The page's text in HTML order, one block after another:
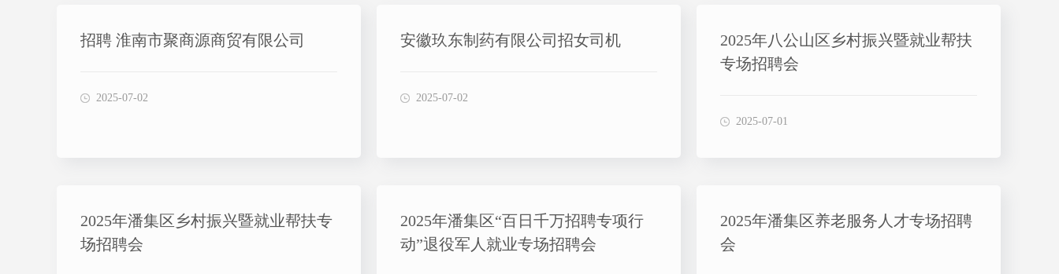
招聘 淮南市聚商源商贸有限公司
2025-07-02
安徽玖东制药有限公司招女司机
2025-07-02
2025年八公山区乡村振兴暨就业帮扶
专场招聘会
2025-07-01
2025年潘集区乡村振兴暨就业帮扶专
场招聘会
2025年潘集区“百日千万招聘专项行
动”退役军人就业专场招聘会
2025年潘集区养老服务人才专场招聘
会